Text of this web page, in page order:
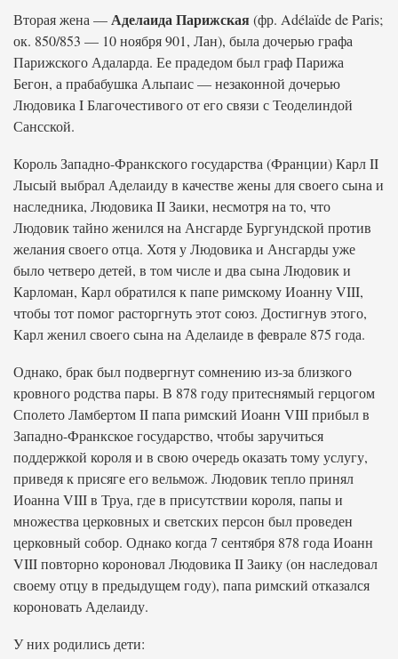
Вторая жена —Аделаида Парижская(фр. Adélaïde de Paris;
ок. 850/853 — 10 ноября 901, Лан), была дочерью графа
Парижского Адаларда. Ее прадедом был граф Парижа
Бегон, а прабабушка Альпаис — незаконной дочерью
Людовика I Благочестивого от его связи с Теоделиндой
Сансской.
Король Западно-Франкского государства (Франции) Карл II
Лысый выбрал Аделаиду в качестве жены для своего сына и
наследника, Людовика II Заики, несмотря на то, что
Людовик тайно женился на Ансгарде Бургундской против
желания своего отца. Хотя у Людовика и Ансгарды уже
было четверо детей, в том числе и два сына Людовик и
Карломан, Карл обратился к папе римскому Иоанну VIII,
чтобы тот помог расторгнуть этот союз. Достигнув этого,
Карл женил своего сына на Аделаиде в феврале 875 года.
Однако, брак был подвергнут сомнению из-за близкого
кровного родства пары. В 878 году притеснямый герцогом
Сполето Ламбертом II папа римский Иоанн VIII прибыл в
Западно-Франкское государство, чтобы заручиться
поддержкой короля и в свою очередь оказать тому услугу,
приведя к присяге его вельмож. Людовик тепло принял
Иоанна VIII в Труа, где в присутствии короля, папы и
множества церковных и светских персон был проведен
церковный собор. Однако когда 7 сентября 878 года Иоанн
VIII повторно короновал Людовика II Заику (он наследовал
своему отцу в предыдущем году), папа римский отказался
короновать Аделаиду.
У них родились дети: